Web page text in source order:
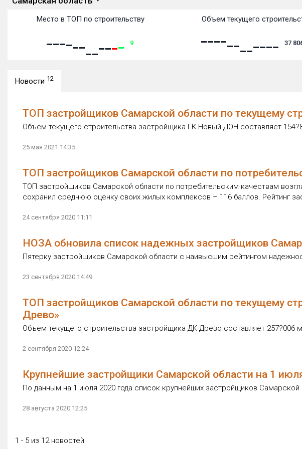
Место в ТОП по строительству
9
Объем текущего
37
Новости 12
ТОП застройщиков Самарской области по текущему
Объем текущего строительства застройщика ГК Новый ДОН составляет
25 мая 2021 14:35
ТОП застройщиков Самарской области по
ТОП застройщиков Самарской области по потребительским качествам
сохранил среднюю оценку своих жилых комплексов – 116 баллов. Рейтинг
24 сентября 2020 11:11
НОЗА обновила список надежных застройщиков
Пятерку застройщиков Самарской области с наивысшим рейтингом
23 сентября 2020 14:49
ТОП застройщиков Самарской области по текущему
Древо»
Объем текущего строительства застройщика ДК Древо составляет 257?006
2 сентября 2020 12:24
Крупнейшие застройщики Самарской области на 1
По данным на 1 июля 2020 года список крупнейших застройщиков
28 августа 2020 12:25
1 - 5 из 12 новостей